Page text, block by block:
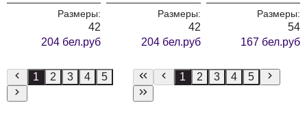
Размеры:
42
204 бел.руб
Размеры:
42
204 бел.руб
Размеры:
54
167 бел.руб
1 2 3 4 5 1 2 3 4 5